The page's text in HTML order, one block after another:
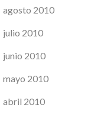
agosto 2010
julio 2010
junio 2010
mayo 2010
abril 2010